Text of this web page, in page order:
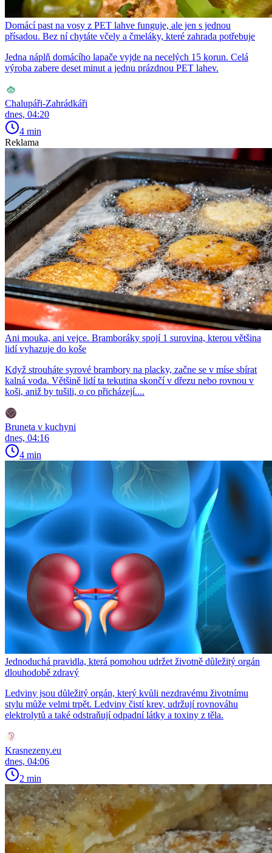
Domácí past na vosy z PET lahve funguje, ale jen s jednou
přísadou. Bez ní chytáte včely a čmeláky, které zahrada potřebuje
Jedna náplň domácího lapače vyjde na necelých 15 korun. Celá
výroba zabere deset minut a jednu prázdnou PET lahev.
Chalupáři-Zahrádkáři
dnes, 04:20
4 min
Reklama
Ani mouka, ani vejce. Bramboráky spojí 1 surovina, kterou většina
lidí vyhazuje do koše
Když strouháte syrové brambory na placky, začne se v míse sbírat
kalná voda. Většině lidí ta tekutina skončí v dřezu nebo rovnou v
koši, aniž by tušili, o co přicházejí....
Bruneta v kuchyni
dnes, 04:16
4 min
Jednoduchá pravidla, která pomohou udržet životně důležitý orgán
dlouhodobě zdravý
Ledviny jsou důležitý orgán, který kvůli nezdravému životnímu
stylu může velmi trpět. Ledviny čistí krev, udržují rovnováhu
elektrolytů a také odstraňují odpadní látky a toxiny z těla.
Krasnezeny.eu
dnes, 04:06
2 min